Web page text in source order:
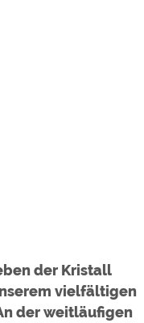
der Kristall
vielfältigen
der weitläufigen
privacy
privacy
privacy
privacy